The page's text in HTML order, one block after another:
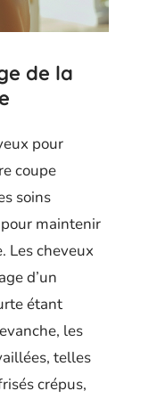
de la
pour
coupe
soins
maintenir
Les cheveux
d’un
étant
les
telles
crépus,